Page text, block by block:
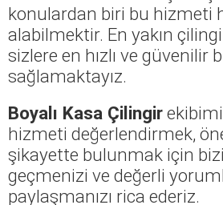
konulardan biri bu hizmeti
alabilmektir. En yakın
sizlere en hızlı ve güvenilir
sağlamaktayız.
Boyalı Kasa Çilingir
hizmeti değerlendirmek,
şikayette bulunmak için
geçmenizi ve değerli
paylaşmanızı rica ederiz.